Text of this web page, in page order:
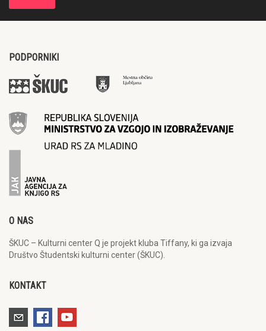
PODPORNIKI
O NAS
ŠKUC – Kulturni center Q je projekt kluba Tiffany, ki ga izvaja
Društvo Študentski kulturni center (ŠKUC).
KONTAKT